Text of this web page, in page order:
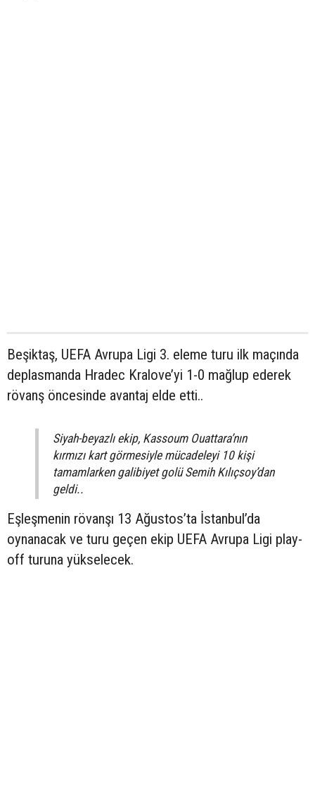
Beşiktaş, UEFA Avrupa Ligi 3. eleme turu ilk maçında
deplasmanda Hradec Kralove’yi 1-0 mağlup ederek
rövanş öncesinde avantaj elde etti..
Siyah-beyazlı ekip, Kassoum Ouattara’nın
kırmızı kart görmesiyle mücadeleyi 10 kişi
tamamlarken galibiyet golü Semih Kılıçsoy’dan
geldi..
Eşleşmenin rövanşı 13 Ağustos’ta İstanbul’da
oynanacak ve turu geçen ekip UEFA Avrupa Ligi play-
off turuna yükselecek.